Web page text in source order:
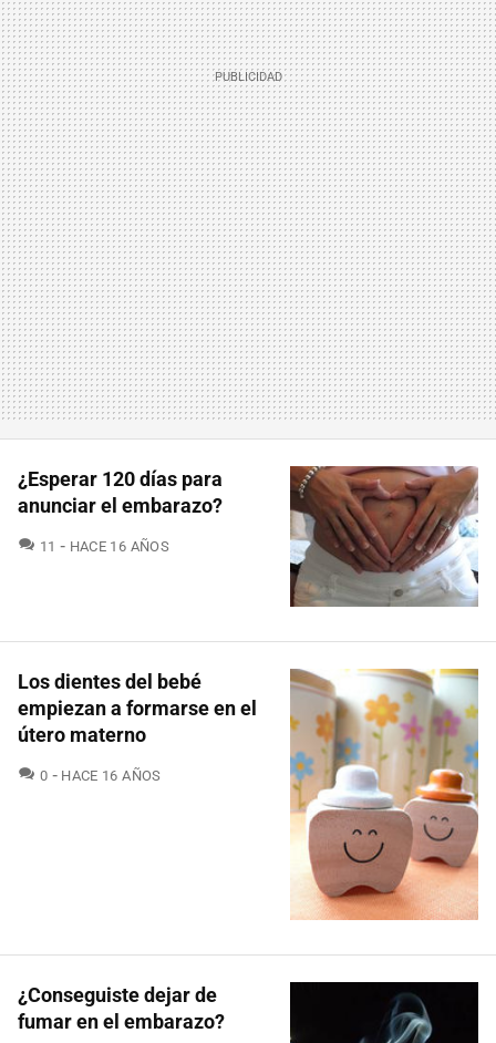
¿Esperar 120 días para
anunciar el embarazo?
11 COMENTARIOS
HACE 16 AÑOS
Los dientes del bebé
empiezan a formarse en el
útero materno
0 COMENTARIOS
HACE 16 AÑOS
¿Conseguiste dejar de
fumar en el embarazo?